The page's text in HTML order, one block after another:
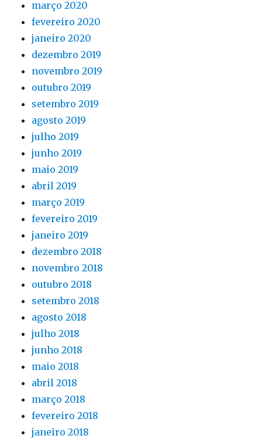
março 2020
fevereiro 2020
janeiro 2020
dezembro 2019
novembro 2019
outubro 2019
setembro 2019
agosto 2019
julho 2019
junho 2019
maio 2019
abril 2019
março 2019
fevereiro 2019
janeiro 2019
dezembro 2018
novembro 2018
outubro 2018
setembro 2018
agosto 2018
julho 2018
junho 2018
maio 2018
abril 2018
março 2018
fevereiro 2018
janeiro 2018